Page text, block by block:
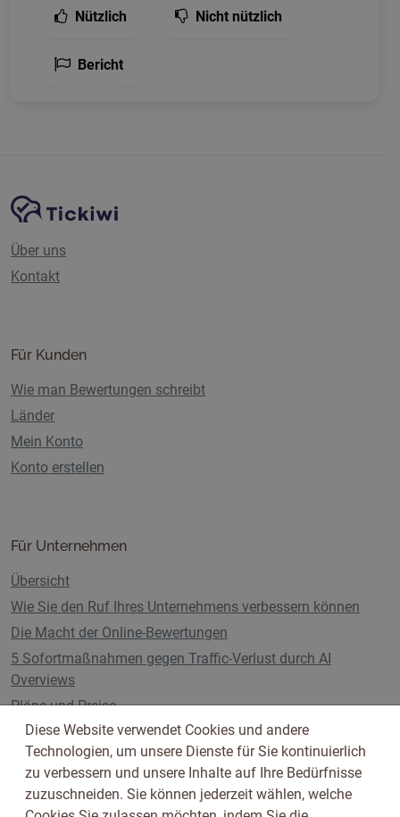
Nützlich Nicht nützlich
Bericht
Website-Navigation
Tickiwi-Plattform
Über uns
Kontakt
Für Kunden
Wie man Bewertungen schreibt
Länder
Mein Konto
Konto erstellen
Für Unternehmen
Übersicht
Wie Sie den Ruf Ihres Unternehmens verbessern können
Die Macht der Online-Bewertungen
5 Sofortmaßnahmen gegen Traffic-Verlust durch AI
Overviews
Pläne und Preise
Folge uns auf
Diese Website verwendet Cookies und andere
Technologien, um unsere Dienste für Sie kontinuierlich
zu verbessern und unsere Inhalte auf Ihre Bedürfnisse
zuzuschneiden. Sie können jederzeit wählen, welche